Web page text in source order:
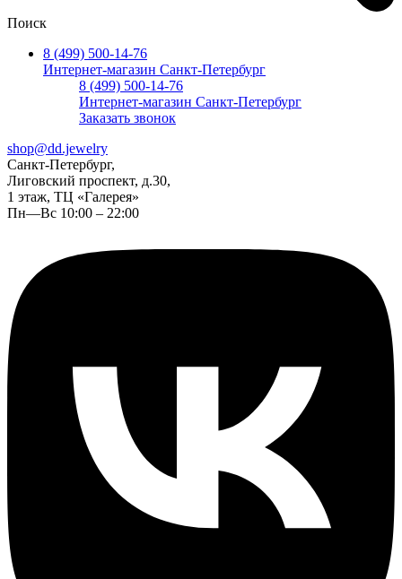
Поиск
8 (499) 500-14-76
Интернет-магазин Санкт-Петербург
8 (499) 500-14-76
Интернет-магазин Санкт-Петербург
Заказать звонок
shop@dd.jewelry
Санкт-Петербург,
Лиговский проспект, д.30,
1 этаж, ТЦ «Галерея»
Пн—Вс 10:00 – 22:00